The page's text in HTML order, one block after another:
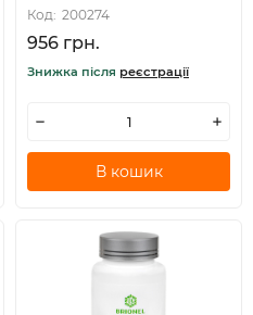
Код: 200274
956 грн.
Знижка після реєстрації
В кошик